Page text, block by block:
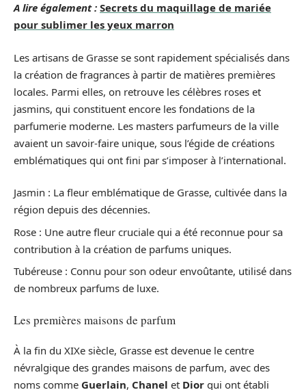
A lire également : Secrets du maquillage de mariée
pour sublimer les yeux marron
Les artisans de Grasse se sont rapidement spécialisés dans
la création de fragrances à partir de matières premières
locales. Parmi elles, on retrouve les célèbres roses et
jasmins, qui constituent encore les fondations de la
parfumerie moderne. Les masters parfumeurs de la ville
avaient un savoir-faire unique, sous l’égide de créations
emblématiques qui ont fini par s’imposer à l’international.
Jasmin : La fleur emblématique de Grasse, cultivée dans la
région depuis des décennies.
Rose : Une autre fleur cruciale qui a été reconnue pour sa
contribution à la création de parfums uniques.
Tubéreuse : Connu pour son odeur envoûtante, utilisé dans
de nombreux parfums de luxe.
Les premières maisons de parfum
À la fin du XIXe siècle, Grasse est devenue le centre
névralgique des grandes maisons de parfum, avec des
noms comme Guerlain, Chanel et Dior qui ont établi